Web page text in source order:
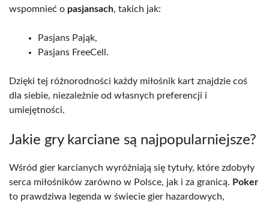
wspomnieć o pasjansach, takich jak:
Pasjans Pająk,
Pasjans FreeCell.
Dzięki tej różnorodności każdy miłośnik kart znajdzie coś
dla siebie, niezależnie od własnych preferencji i
umiejętności.
Jakie gry karciane są najpopularniejsze?
Wśród gier karcianych wyróżniają się tytuły, które zdobyły
serca miłośników zarówno w Polsce, jak i za granicą. Poker
to prawdziwa legenda w świecie gier hazardowych,